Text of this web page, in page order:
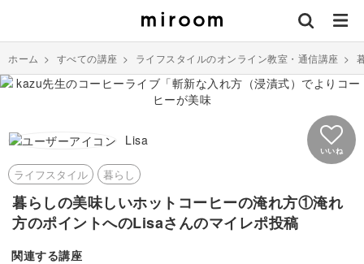
ホーム > すべての講座 > ライフスタイルのオンライン教室・通信講座 >
Lisa
いいね
ライフスタイル 暮らし
暮らしの美味しいホットコーヒーの淹れ方①淹れ
方のポイントへのLisaさんのマイレポ投稿
関連する講座